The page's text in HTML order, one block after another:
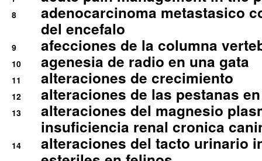
8
adenocarcinoma metastasico
del encefalo
9 afecciones de la columna
10 agenesia de radio en una gata
11 alteraciones de crecimiento
12 alteraciones de las pestanas
13
alteraciones del magnesio
insuficiencia renal cronica
14
alteraciones del tacto urinario